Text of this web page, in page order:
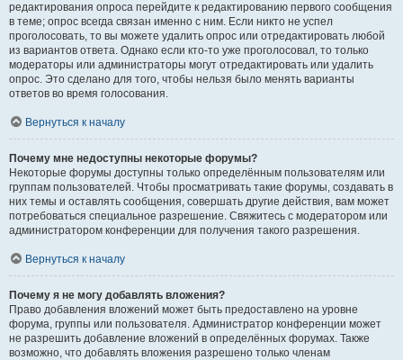
редактирования опроса перейдите к редактированию первого сообщения
в теме; опрос всегда связан именно с ним. Если никто не успел
проголосовать, то вы можете удалить опрос или отредактировать любой
из вариантов ответа. Однако если кто-то уже проголосовал, то только
модераторы или администраторы могут отредактировать или удалить
опрос. Это сделано для того, чтобы нельзя было менять варианты
ответов во время голосования.
Вернуться к началу
Почему мне недоступны некоторые форумы?
Некоторые форумы доступны только определённым пользователям или
группам пользователей. Чтобы просматривать такие форумы, создавать в
них темы и оставлять сообщения, совершать другие действия, вам может
потребоваться специальное разрешение. Свяжитесь с модератором или
администратором конференции для получения такого разрешения.
Вернуться к началу
Почему я не могу добавлять вложения?
Право добавления вложений может быть предоставлено на уровне
форума, группы или пользователя. Администратор конференции может
не разрешить добавление вложений в определённых форумах. Также
возможно, что добавлять вложения разрешено только членам